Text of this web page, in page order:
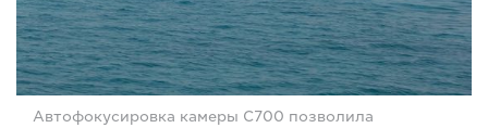
Автофокусировка камеры C700 позволила